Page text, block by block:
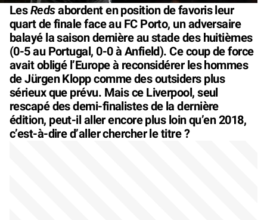
LesRedsabordent en position de favoris leur
quart de finale face au FC Porto, un adversaire
balayé la saison dernière au stade des huitièmes
(0-5 au Portugal, 0-0 à Anfield). Ce coup de force
avait obligé l’Europe à reconsidérer les hommes
de Jürgen Klopp comme des outsiders plus
sérieux que prévu. Mais ce Liverpool, seul
rescapé des demi-finalistes de la dernière
édition, peut-il aller encore plus loin qu’en 2018,
c’est-à-dire d’aller chercher le titre ?